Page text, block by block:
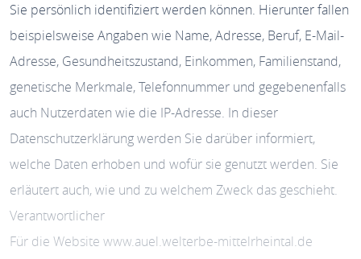
Sie persönlich identifiziert werden können. Hierunter fallen
beispielsweise Angaben wie Name, Adresse, Beruf, E-Mail-
Adresse, Gesundheitszustand, Einkommen, Familienstand,
genetische Merkmale, Telefonnummer und gegebenenfalls
auch Nutzerdaten wie die IP-Adresse. In dieser
Datenschutzerklärung werden Sie darüber informiert,
welche Daten erhoben und wofür sie genutzt werden. Sie
erläutert auch, wie und zu welchem Zweck das geschieht.
Verantwortlicher
Für die Website www.auel.welterbe-mittelrheintal.de